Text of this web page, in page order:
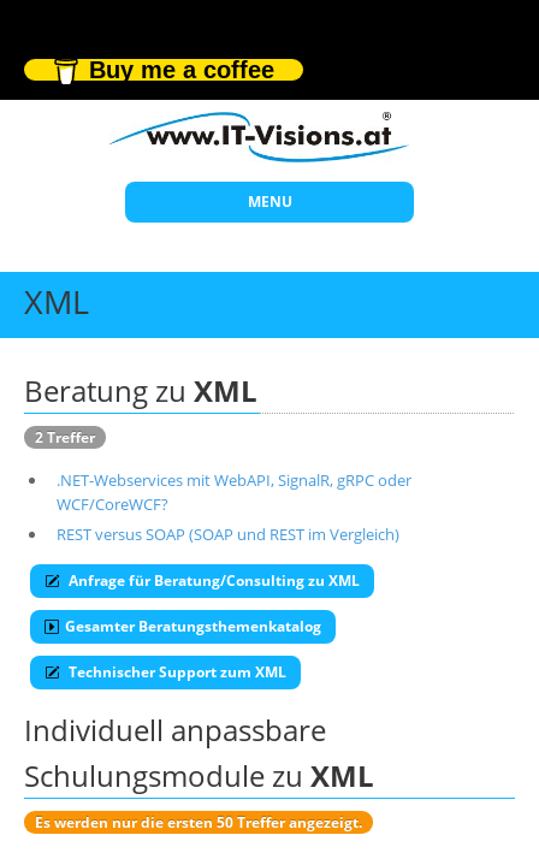
Buy me a coffee
MENU
Start
Individuelle Schulungen
Wissen
Über uns
Suche
XML
Beratung zu XML
2 Treffer
.NET-Webservices mit WebAPI, SignalR, gRPC oder
WCF/CoreWCF?
REST versus SOAP (SOAP und REST im Vergleich)
Anfrage für Beratung/Consulting zu XML
Gesamter Beratungsthemenkatalog
Technischer Support zum XML
Individuell anpassbare
Schulungsmodule zu XML
Es werden nur die ersten 50 Treffer angezeigt.